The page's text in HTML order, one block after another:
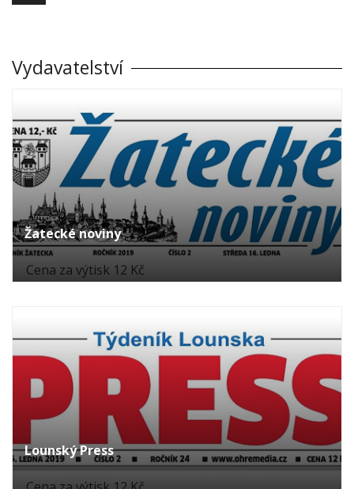
Vydavatelství
Žatecké noviny
Cena za výtisk 12 Kč
Lounský Press